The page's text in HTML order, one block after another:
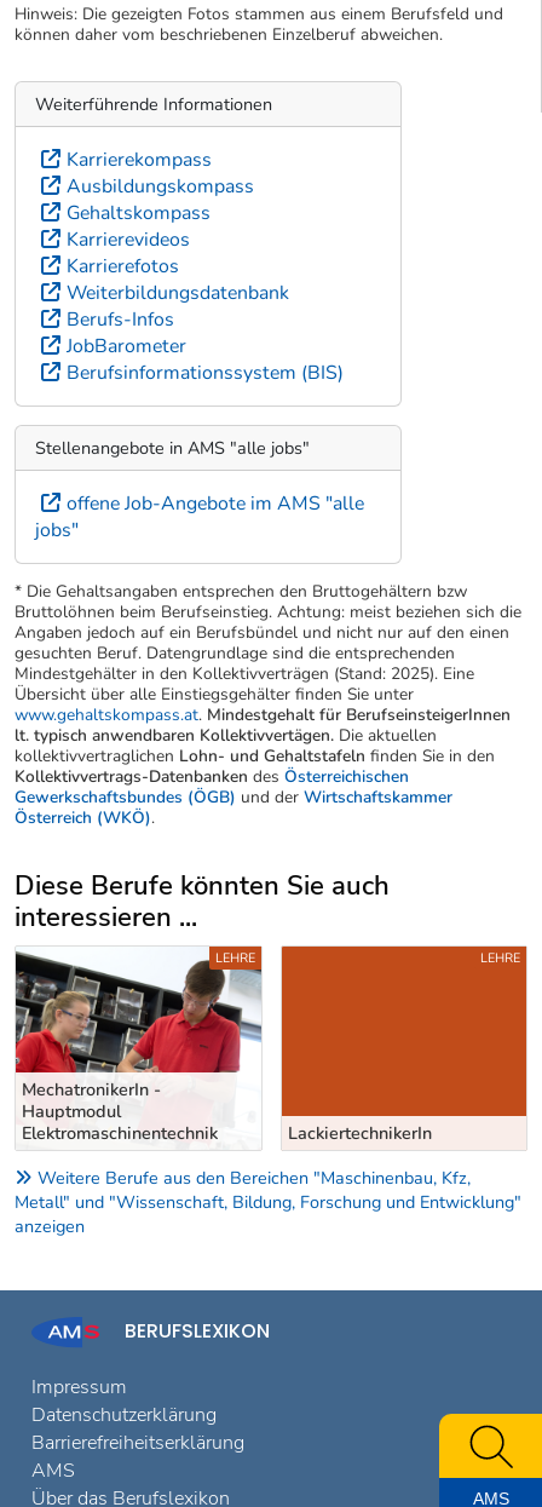
Hinweis: Die gezeigten Fotos stammen aus einem Berufsfeld und
können daher vom beschriebenen Einzelberuf abweichen.
Weiterführende Informationen
Karrierekompass
Ausbildungskompass
Gehaltskompass
Karrierevideos
Karrierefotos
Weiterbildungsdatenbank
Berufs-Infos
JobBarometer
Berufsinformationssystem (BIS)
Stellenangebote in AMS "alle jobs"
offene Job-Angebote im AMS "alle
jobs"
* Die Gehaltsangaben entsprechen den Bruttogehältern bzw
Bruttolöhnen beim Berufseinstieg. Achtung: meist beziehen sich die
Angaben jedoch auf ein Berufsbündel und nicht nur auf den einen
gesuchten Beruf. Datengrundlage sind die entsprechenden
Mindestgehälter in den Kollektivverträgen (Stand: 2025). Eine
Übersicht über alle Einstiegsgehälter finden Sie unter
www.gehaltskompass.at. Mindestgehalt für BerufseinsteigerInnen
lt. typisch anwendbaren Kollektivvertägen. Die aktuellen
kollektivvertraglichen Lohn- und Gehaltstafeln finden Sie in den
Kollektivvertrags-Datenbanken des Österreichischen
Gewerkschaftsbundes (ÖGB) und der Wirtschaftskammer
Österreich (WKÖ).
Diese Berufe könnten Sie auch
interessieren ...
Uber weitere Berufsvorschläge
MechatronikerIn -
Hauptmodul
Elektromaschinentechnik
LEHRE
LackiertechnikerIn
LEHRE
Weitere Berufe aus den Bereichen "Maschinenbau, Kfz,
Metall" und "Wissenschaft, Bildung, Forschung und Entwicklung"
anzeigen
BERUFSLEXIKON
Impressum
Datenschutzerklärung
Barrierefreiheitserklärung
AMS
Über das Berufslexikon
AMS